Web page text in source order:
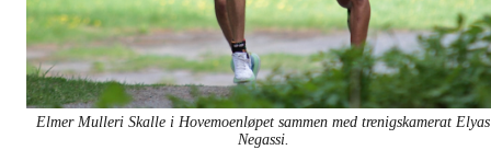
Elmer Mulleri Skalle i Hovemoenløpet sammen med trenigskamerat Elyas
Negassi.